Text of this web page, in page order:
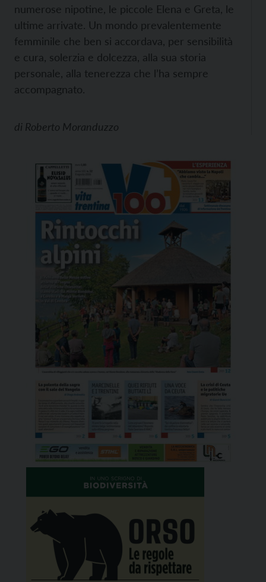
numerose nipotine, le piccole Elena e Greta, le
ultime arrivate. Un mondo prevalentemente
femminile che ben si accordava, per sensibilità
e cura, solerzia e dolcezza, alla sua storia
personale, alla tenerezza che l’ha sempre
accompagnato.
di Roberto Moranduzzo